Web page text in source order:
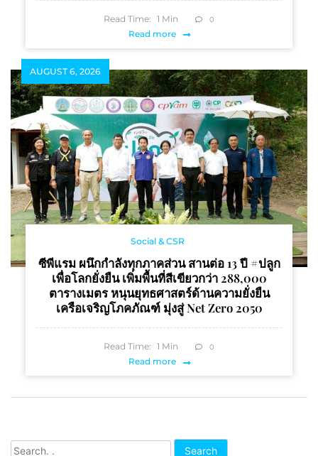
Search
Read Time: 1 Min 0
Read more
AUGUST 6, 2026
Social & CSR
ซีพีแรม ผนึกกำลังทุกภาคส่วน สานต่อ 13 ปี #ปลูก
เพื่อโลกยั่งยืน เพิ่มพื้นที่สีเขียวกว่า 288,000
ตารางเมตร หนุนยุทธศาสตร์ด้านความยั่งยืน
เครือเจริญโภคภัณฑ์ มุ่งสู่ Net Zero 2050
Read Time: 1 Min 0
Read more